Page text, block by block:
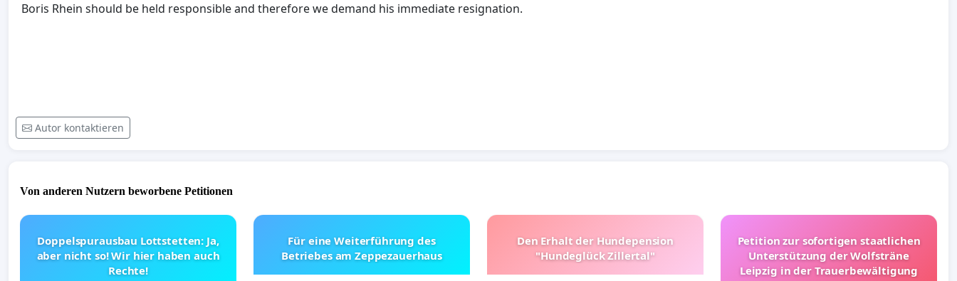
Boris Rhein should be held responsible and therefore we demand his immediate resignation.
Autor kontaktieren
Von anderen Nutzern beworbene Petitionen
Doppelspurausbau Lottstetten: Ja,
aber nicht so! Wir hier haben auch
Rechte!
Für eine Weiterführung des
Betriebes am Zeppezauerhaus
Den Erhalt der Hundepension
"Hundeglück Zillertal"
Petition zur sofortigen staatlichen
Unterstützung der Wolfsträne
Leipzig in der Trauerbewältigung